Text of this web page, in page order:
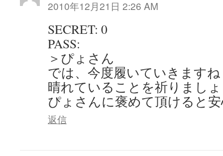
2010年12月21日 2:26 AM
SECRET: 0
PASS:
＞ぴょさん
では、今度履いていきます
晴れていることを祈りまし
ぴょさんに褒めて頂けると
返信